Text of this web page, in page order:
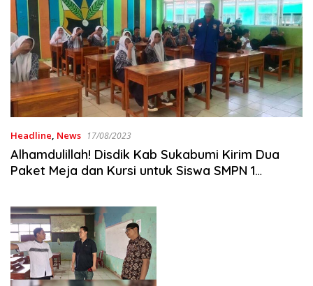
Headline, News 17/08/2023
Alhamdulillah! Disdik Kab Sukabumi Kirim Dua
Paket Meja dan Kursi untuk Siswa SMPN 1